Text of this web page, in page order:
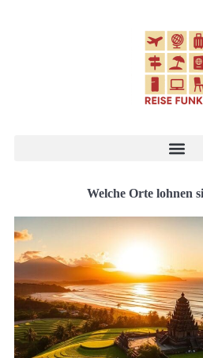
Welche Orte lohnen